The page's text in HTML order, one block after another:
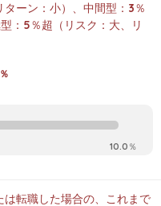
ーン：小）、中間型：3％
：5％超（リスク：大、リ
％
10.0％
転職した場合の、これまで